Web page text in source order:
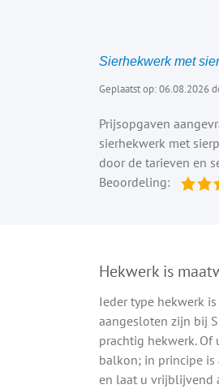
Sierhekwerk met
Geplaatst op: 06.08.2026
Prijsopgaven
sierhekwerk met
door de tarieven en
Beoordeling:
Hekwerk is
Ieder type hekwerk
aangesloten zijn bij
prachtig hekwerk.
balkon; in principe
en laat u vrijblijvend